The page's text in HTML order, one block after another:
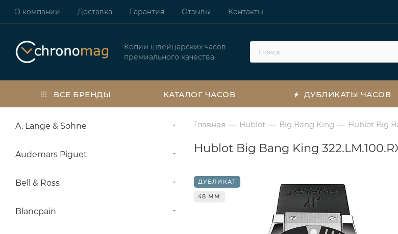
О компании Доставка Гарантия Отзывы Контакты
Копии швейцарских часов
премиального качества
ВСЕ БРЕНДЫ КАТАЛОГ ЧАСОВ ДУБЛИКАТЫ ЧАСОВ
Главная — Hublot — Big Bang King — Hublot Big
Hublot Big Bang King
ДУБЛИКАТ
48 ММ
A. Lange & Sohne
Audemars Piguet
Bell & Ross
Blancpain